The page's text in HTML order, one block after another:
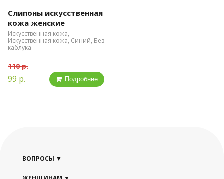
Слипоны искусственная
кожа женские
Искусственная кожа,
Искусственная кожа, Синий, Без
каблука
110 р.
99 р. Подробнее
ВОПРОСЫ